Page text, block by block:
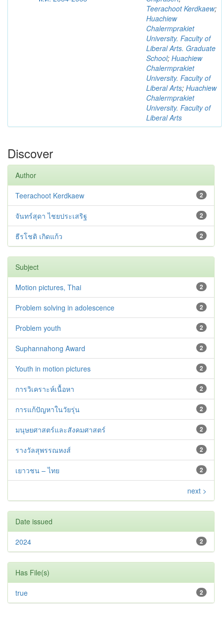
Teerachoot Kerdkaew;
Huachiew
Chalermprakiet
University. Faculty of
Liberal Arts. Graduate
School; Huachiew
Chalermprakiet
University. Faculty of
Liberal Arts; Huachiew
Chalermprakiet
University. Faculty of
Liberal Arts
Discover
Author
2
Teerachoot Kerdkaew
2
จันทร์สุดา ไชยประเสริฐ
2
ธีรโชติ เกิดแก้ว
Subject
2
Motion pictures, Thai
2
Problem solving in adolescence
2
Problem youth
2
Suphannahong Award
2
Youth in motion pictures
2
การวิเคราะห์เนื้อหา
2
การแก้ปัญหาในวัยรุ่น
2
มนุษยศาสตร์และสังคมศาสตร์
2
รางวัลสุพรรณหงส์
2
เยาวชน – ไทย
next >
Date issued
2
2024
Has File(s)
2
true